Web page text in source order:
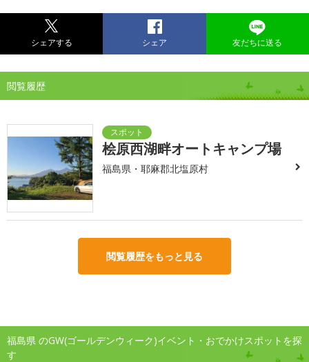
シェアする シェア 友だちに送る
閲覧履歴
桧原西湖畔オートキャンプ場
福島県・耶麻郡北塩原村
閲覧履歴をもっと見る
福島県 のGW(ゴールデンウィーク)イベント・おでかけスポットを探
す